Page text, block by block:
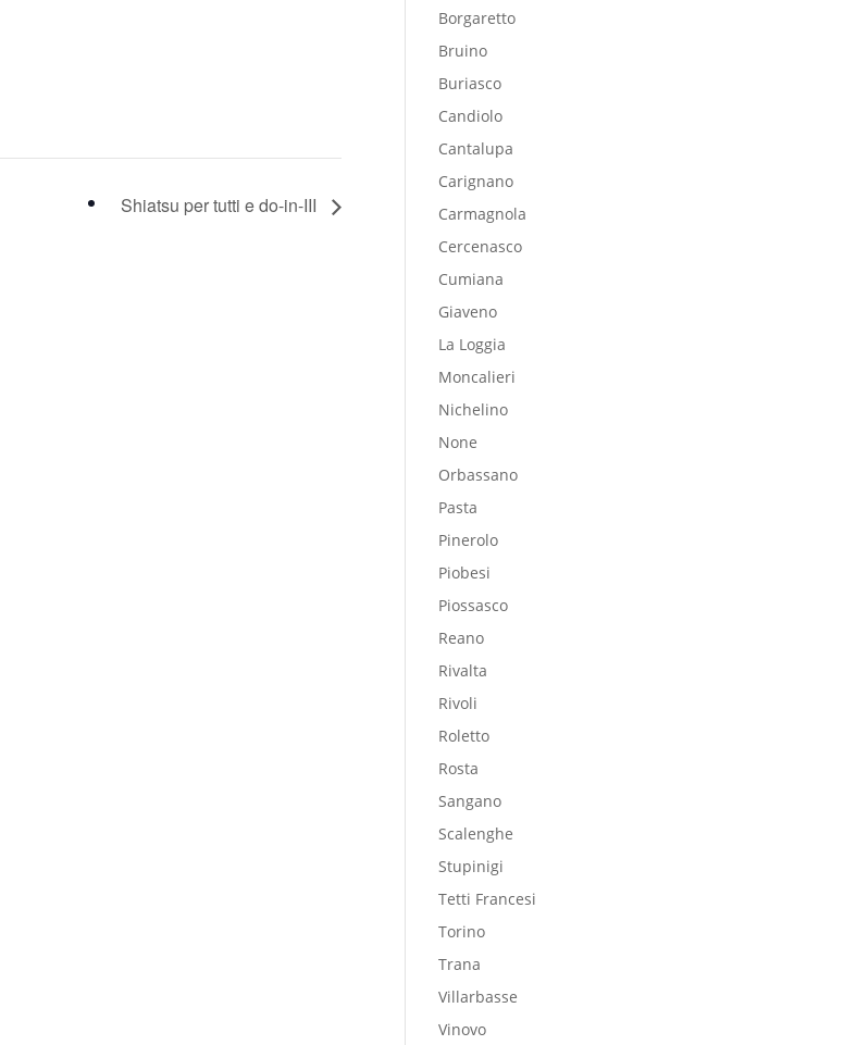
Shiatsu per tutti e do-in-III
Borgaretto
Bruino
Buriasco
Candiolo
Cantalupa
Carignano
Carmagnola
Cercenasco
Cumiana
Giaveno
La Loggia
Moncalieri
Nichelino
None
Orbassano
Pasta
Pinerolo
Piobesi
Piossasco
Reano
Rivalta
Rivoli
Roletto
Rosta
Sangano
Scalenghe
Stupinigi
Tetti Francesi
Torino
Trana
Villarbasse
Vinovo